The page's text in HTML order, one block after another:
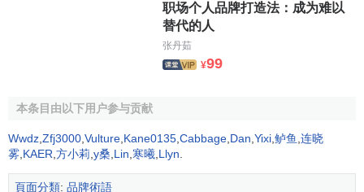
俑者是查爾斯河對岸以“西海岸的哈佛”自居的斯坦福大學）。
儘管這兩個故事並不一定是真的歷史，但真真假假，卻像磁
石一樣吸引著年復一年的新生和來自全世界的旅游觀光者，
世界未來學者之一，哥本哈根未來研究學院的主任羅爾
夫•詹森，早在1999年就作出預測，在21世紀，一個企業應該
具有的最重要的技能就是創造和敘述故事的能力。正如詹森
提出的，“這是所有企業都面臨的挑戰——不管是生產消費
职场个人品牌打造法：成为难以
替代的人
张丹茹
¥99
本条目由以下用户参与贡献
Wwdz Zfj3000 Vulture Kane0135 Cabbage Dan Yixi 鲈鱼 连晓
雾 KAER 方小莉 y桑 Lin 寒曦 Llyn
頁面分類: 品牌術語